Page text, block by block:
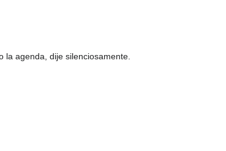
agenda, dije silenciosamente.